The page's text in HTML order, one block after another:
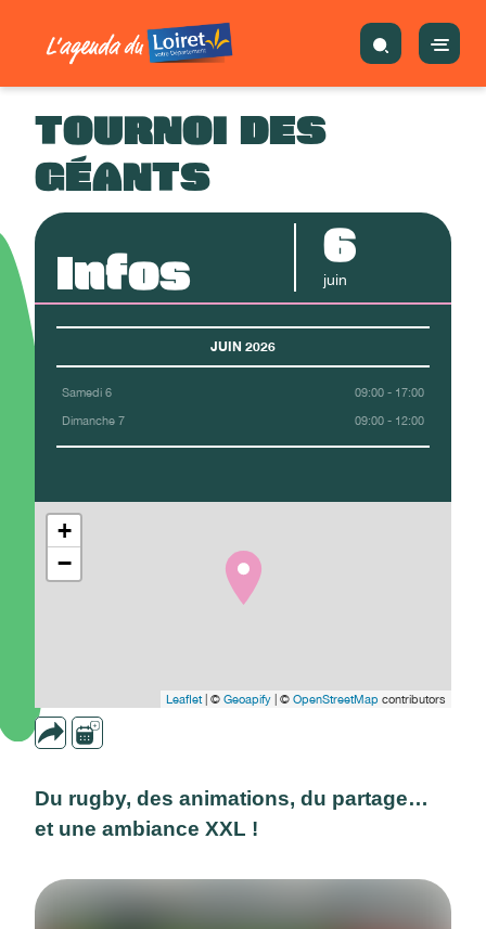
TOURNOI DES
GÉANTS
Infos 6
juin
JUIN 2026
Samedi 6 09:00 - 17:00
Dimanche 7 09:00 - 12:00
+
−
Leaflet| © Geoapify | © OpenStreetMap contributors
Du rugby, des animations, du partage…
et une ambiance XXL !